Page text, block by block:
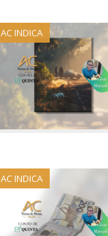
AC INDICA
AC INDICA